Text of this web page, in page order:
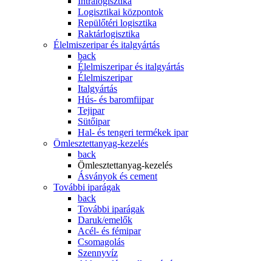
Logisztikai központok
Repülőtéri logisztika
Raktárlogisztika
Élelmiszeripar és italgyártás
back
Élelmiszeripar és italgyártás
Élelmiszeripar
Italgyártás
Hús- és baromfiipar
Tejipar
Sütőipar
Hal- és tengeri termékek ipar
Ömlesztettanyag-kezelés
back
Ömlesztettanyag-kezelés
Ásványok és cement
További iparágak
back
További iparágak
Daruk/emelők
Acél- és fémipar
Csomagolás
Szennyvíz